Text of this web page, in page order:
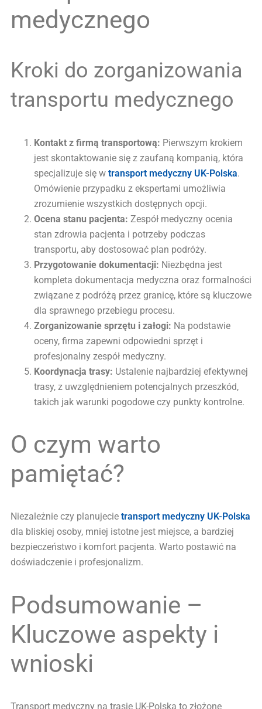
medycznego
Kroki do zorganizowania
transportu medycznego
Kontakt z firmą transportową: Pierwszym krokiem
jest skontaktowanie się z zaufaną kompanią, która
specjalizuje się w transport medyczny UK-Polska.
Omówienie przypadku z ekspertami umożliwia
zrozumienie wszystkich dostępnych opcji.
Ocena stanu pacjenta: Zespół medyczny ocenia
stan zdrowia pacjenta i potrzeby podczas
transportu, aby dostosować plan podróży.
Przygotowanie dokumentacji: Niezbędna jest
kompleta dokumentacja medyczna oraz formalności
związane z podróżą przez granicę, które są kluczowe
dla sprawnego przebiegu procesu.
Zorganizowanie sprzętu i załogi: Na podstawie
oceny, firma zapewni odpowiedni sprzęt i
profesjonalny zespół medyczny.
Koordynacja trasy: Ustalenie najbardziej efektywnej
trasy, z uwzględnieniem potencjalnych przeszkód,
takich jak warunki pogodowe czy punkty kontrolne.
O czym warto
pamiętać?
Niezależnie czy planujecie transport medyczny UK-Polska
dla bliskiej osoby, mniej istotne jest miejsce, a bardziej
bezpieczeństwo i komfort pacjenta. Warto postawić na
doświadczenie i profesjonalizm.
Podsumowanie –
Kluczowe aspekty i
wnioski
Transport medyczny na trasie UK-Polska to złożone